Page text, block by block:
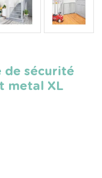
de sécurité
metal XL